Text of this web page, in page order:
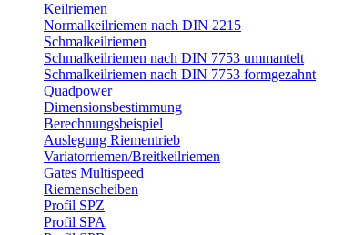
Keilriemen
Normalkeilriemen nach DIN 2215
Schmalkeilriemen
Schmalkeilriemen nach DIN 7753 ummantelt
Schmalkeilriemen nach DIN 7753 formgezahnt
Quadpower
Dimensionsbestimmung
Berechnungsbeispiel
Auslegung Riementrieb
Variatorriemen/Breitkeilriemen
Gates Multispeed
Riemenscheiben
Profil SPZ
Profil SPA